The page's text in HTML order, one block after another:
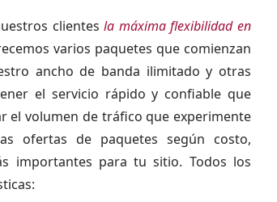
clientes la máxima flexibilidad en
varios paquetes que comienzan
ancho de banda ilimitado y otras
el servicio rápido y confiable que
el volumen de tráfico que experimente
ofertas de paquetes según costo,
importantes para tu sitio. Todos los